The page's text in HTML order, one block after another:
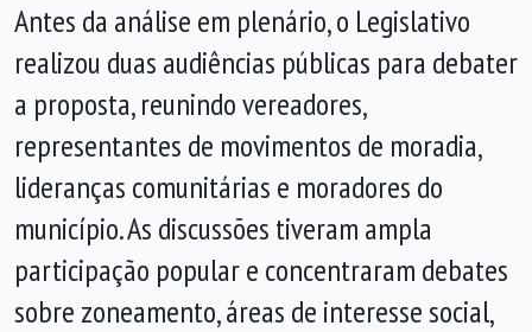
Antes da análise em plenário, o Legislativo
realizou duas audiências públicas para debater
a proposta, reunindo vereadores,
representantes de movimentos de moradia,
lideranças comunitárias e moradores do
município. As discussões tiveram ampla
participação popular e concentraram debates
sobre zoneamento, áreas de interesse social,